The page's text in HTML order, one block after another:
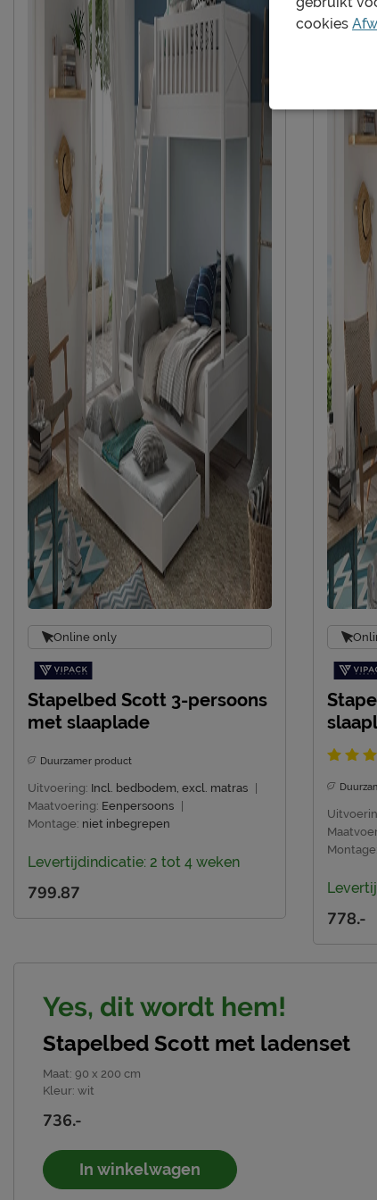
Online only
Stapelbed Scott 3-persoons
met slaaplade
Duurzamer product
Uitvoering: Incl. bedbodem, excl. matras
Maatvoering: Eenpersoons
Montage: niet inbegrepen
Levertijdindicatie: 2 tot 4 weken
799.87
Montage:
778.-
Yes, dit wordt hem!
Stapelbed Scott met ladenset
Maat: 90 x 200 cm
Kleur: wit
736.-
In winkelwagen
cookies